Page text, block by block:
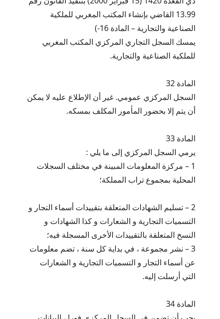
13.99 القاضي بإنشاء المكتب المغربي للملكية
الصناعية والتجارية – المادة 16-)
يمسك السجل التجاري المركزي المكتب المغربي
للملكية الصناعية والتجارية.
المادة 32
السجل المركزي عمومي. غير أن الإطلاع عليه لا يمكن
أن يتم إلا بحضور المأمور المكلف بمسكه.
المادة 33
يرمي السجل المركزي إلى ما يلي :
1 – مركزة المعلومات المبينة في مختلف السجلات
المحلية بمجموع تراب المملكة؛
2 – تسليم الشهادات المتعلقة بتقييدات أسماء التجار و
التسميات التجارية و الشعارات و كذا الشهادات و
النسخ المتعلقة بالتقييدات الأخرى المسجلة فيه؛
3 – نشر مجموعة ، في بداية كل سنة ، تضم معلومات
عن أسماء التجار و التسميات التجارية و الشعارات
التي أرسلت إليه.
المادة 34